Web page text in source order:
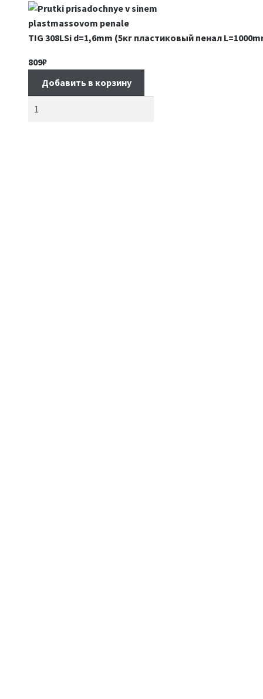
TIG 308LSi d=1,6mm (5кг пластиковый пенал
809₽
Добавить в корзину